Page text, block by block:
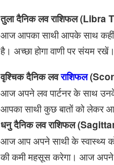
तुला दैनिक लव राशिफल
आज आपका साथी आपके साथ कहीं
है। अच्छा होगा वाणी पर संयम
वृश्चिक दैनिक लवराशिफल
आज अपने लव पार्टनर के साथ उनके
आपका साथी कुछ बातों को लेकर
धनु दैनिक लव राशिफल
आज आप अपने साथी के स्वास्थ्य
की कमी महसूस करेगा। आज अपने